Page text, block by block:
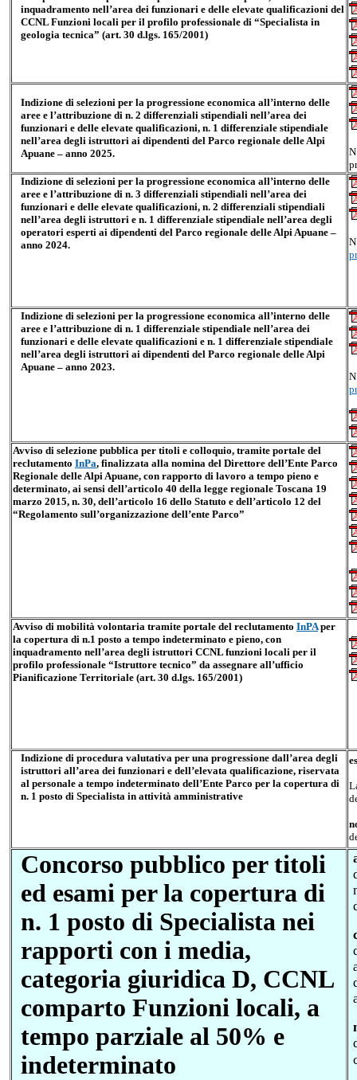
inquadramento nell’area dei funzionari e delle elevate qualificazioni del
CCNL Funzioni locali per il profilo professionale di “Specialista in
geologia tecnica” (art. 30 d.lgs. 165/2001)
Indizione di selezioni per la progressione economica all’interno delle
aree e l’attribuzione di n. 2 differenziali stipendiali nell’area dei
funzionari e delle elevate qualificazioni, n. 1 differenziale stipendiale
nell’area degli istruttori ai dipendenti del Parco regionale delle Alpi
Apuane – anno 2025.
Indizione di selezioni per la progressione economica all’interno delle
aree e l’attribuzione di n. 3 differenziali stipendiali nell’area dei
funzionari e delle elevate qualificazioni, n. 2 differenziali stipendiali
nell’area degli istruttori e n. 1 differenziale stipendiale nell’area degli
operatori esperti ai dipendenti del Parco regionale delle Alpi Apuane –
anno 2024.
Indizione di selezioni per la progressione economica all’interno delle
aree e l’attribuzione di n. 1 differenziale stipendiale nell’area dei
funzionari e delle elevate qualificazioni e n. 1 differenziale stipendiale
nell’area degli istruttori ai dipendenti del Parco regionale delle Alpi
Apuane – anno 2023.
Avviso di selezione pubblica per titoli e colloquio, tramite portale del
reclutamento InPa, finalizzata alla nomina del Direttore dell’Ente Parco
Regionale delle Alpi Apuane, con rapporto di lavoro a tempo pieno e
determinato, ai sensi dell’articolo 40 della legge regionale Toscana 19
marzo 2015, n. 30, dell’articolo 16 dello Statuto e dell’articolo 12 del
“Regolamento sull’organizzazione dell’ente Parco”
Avviso di mobilità volontaria tramite portale del reclutamento InPAper
la copertura di n.1 posto a tempo indeterminato e pieno, con
inquadramento nell’area degli istruttori CCNL funzioni locali per il
profilo professionale “Istruttore tecnico” da assegnare all’ufficio
Pianificazione Territoriale (art. 30 d.lgs. 165/2001)
Indizione di procedura valutativa per una progressione dall’area degli
istruttori all’area dei funzionari e dell’elevata qualificazione, riservata
al personale a tempo indeterminato dell’Ente Parco per la copertura di
n. 1 posto di Specialista in attività amministrative
Concorso pubblico per titoli
ed esami per la copertura di
n. 1 posto di Specialista nei
rapporti con i media,
categoria giuridica D, CCNL
comparto Funzioni locali, a
tempo parziale al 50% e
indeterminato